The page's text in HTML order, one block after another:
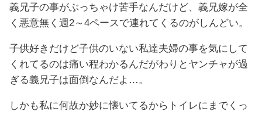
義兄子の事がぶっちゃけ苦手なんだけど、義兄嫁が全
く悪意無く週2～4ペースで連れてくるのがしんどい。
子供好きだけど子供のいない私達夫婦の事を気にして
くれてるのは痛い程わかるんだがわりとヤンチャが過
ぎる義兄子は面倒なんだよ…。
しかも私に何故か妙に懐いてるからトイレにまでくっ